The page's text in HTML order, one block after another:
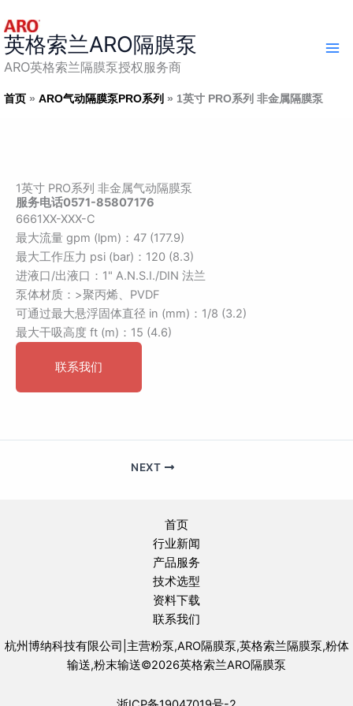
至
内
容
英格索兰ARO隔膜泵
ARO英格索兰隔膜泵授权服务商
首页 ARO气动隔膜泵PRO系列 1英寸 PRO系列 非金属隔膜泵
1英寸 PRO系列 非金属气动隔膜泵
服务电话0571-85807176
6661XX-XXX-C
最大流量 gpm (lpm)：47 (177.9)
最大工作压力 psi (bar)：120 (8.3)
进液口/出液口：1" A.N.S.I./DIN 法兰
泵体材质：>聚丙烯、PVDF
可通过最大悬浮固体直径 in (mm)：1/8 (3.2)
最大干吸高度 ft (m)：15 (4.6)
联系我们
NEXT
首页
行业新闻
产品服务
技术选型
资料下载
联系我们
杭州博纳科技有限公司|主营粉泵,ARO隔膜泵,英格索兰隔膜泵,粉体
输送,粉末输送©2026英格索兰ARO隔膜泵